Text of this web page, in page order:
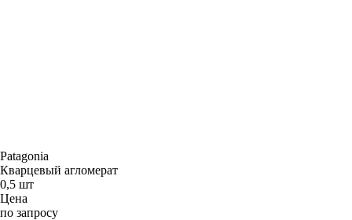
Patagonia
Кварцевый агломерат
0,5 шт
Цена
по запросу